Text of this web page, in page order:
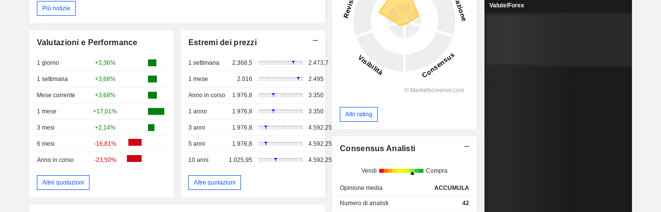
Più notizie
Valutazioni e Performance
1 giorno +3,36%
1 settimana +3,68%
Mese corrente +3,68%
1 mese +17,01%
3 mesi +2,14%
6 mesi -16,81%
Anno in corso -23,50%
Altre quotazioni
Estremi dei prezzi
1 settimana 2.368,5 2.473,7
1 mese 2.016 2.495
Anno in corso 1.976,8 3.350
1 anno 1.976,8 3.350
3 anni 1.976,8 4.592,25
5 anni 1.976,8 4.592,25
10 anni 1.025,95 4.592,25
Altre quotazioni
Altri rating
Consensus Analisti
Vendi Compra
Opinione media ACCUMULA
Numero di analisti 42
Valute/Forex